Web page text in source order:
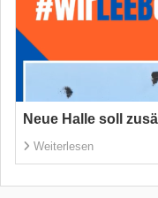
Neue Halle soll
Weiterlesen